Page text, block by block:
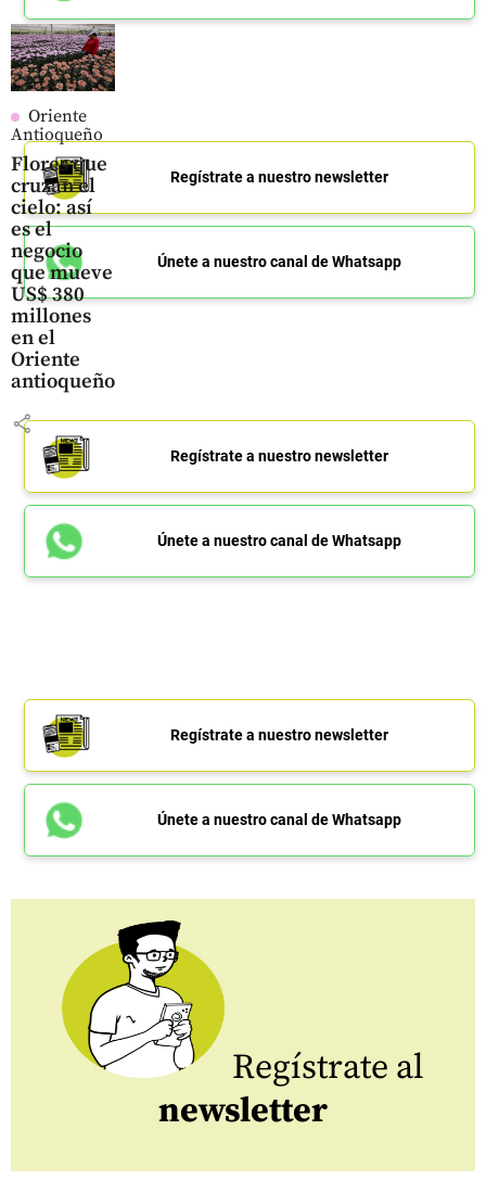
Oriente
Antioqueño
Flores que
cruzan el
cielo: así
es el
negocio
que mueve
US$ 380
millones
en el
Oriente
antioqueño
share
Regístrate a nuestro newsletter
Únete a nuestro canal de Whatsapp
Regístrate a nuestro newsletter
Únete a nuestro canal de Whatsapp
Regístrate a nuestro newsletter
Únete a nuestro canal de Whatsapp
Regístrate al
newsletter